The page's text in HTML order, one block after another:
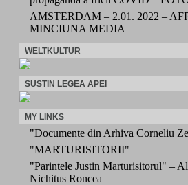
AMSTERDAM – 2.01. 2022 –
MINCIUNA MEDIA
WELTKULTUR
SUSTIN LEGEA APEI
MY LINKS
"Documente din Arhiva Corneliu
"MARTURISITORII"
"Parintele Justin Marturisitorul" –
Nichitus Roncea